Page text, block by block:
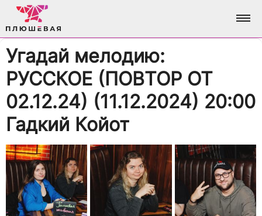
ФОТО
АЛЬБОМЫ
ВСЕ ФОТО
О НАС
АНАЛИТИКА
ДОСТИЖЕНИЯ
БРЕНДИНГ
ВХОД / РЕГИСТРАЦИЯ
Угадай мелодию:
РУССКОЕ (ПОВТОР ОТ
02.12.24) (11.12.2024) 20:00
Гадкий Койот